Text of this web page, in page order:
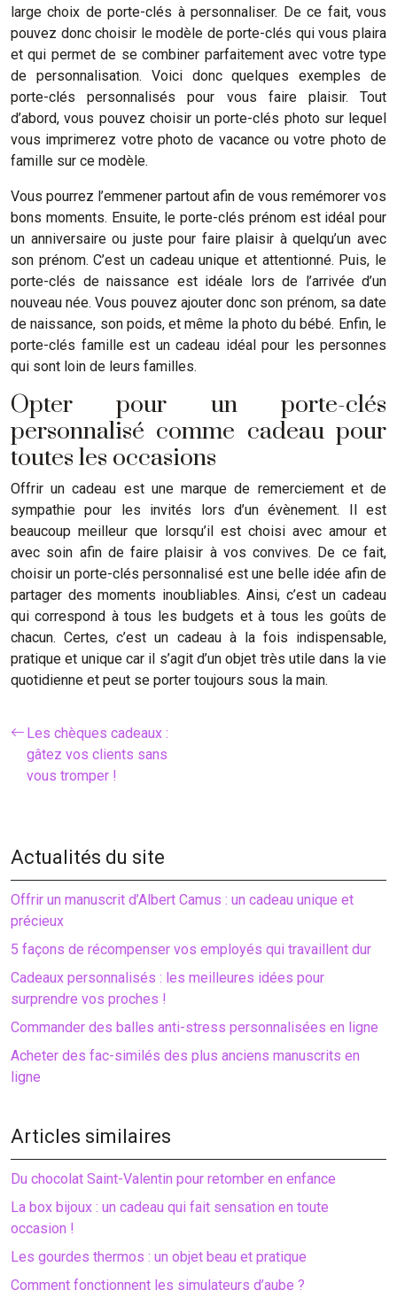
large choix de porte-clés à personnaliser. De ce fait, vous
pouvez donc choisir le modèle de porte-clés qui vous plaira
et qui permet de se combiner parfaitement avec votre type
de personnalisation. Voici donc quelques exemples de
porte-clés personnalisés pour vous faire plaisir. Tout
d’abord, vous pouvez choisir un porte-clés photo sur lequel
vous imprimerez votre photo de vacance ou votre photo de
famille sur ce modèle.
Vous pourrez l’emmener partout afin de vous remémorer vos
bons moments. Ensuite, le porte-clés prénom est idéal pour
un anniversaire ou juste pour faire plaisir à quelqu’un avec
son prénom. C’est un cadeau unique et attentionné. Puis, le
porte-clés de naissance est idéale lors de l’arrivée d’un
nouveau née. Vous pouvez ajouter donc son prénom, sa date
de naissance, son poids, et même la photo du bébé. Enfin, le
porte-clés famille est un cadeau idéal pour les personnes
qui sont loin de leurs familles.
Opter pour un porte-clés
personnalisé comme cadeau pour
toutes les occasions
Offrir un cadeau est une marque de remerciement et de
sympathie pour les invités lors d’un évènement. Il est
beaucoup meilleur que lorsqu’il est choisi avec amour et
avec soin afin de faire plaisir à vos convives. De ce fait,
choisir un porte-clés personnalisé est une belle idée afin de
partager des moments inoubliables. Ainsi, c’est un cadeau
qui correspond à tous les budgets et à tous les goûts de
chacun. Certes, c’est un cadeau à la fois indispensable,
pratique et unique car il s’agit d’un objet très utile dans la vie
quotidienne et peut se porter toujours sous la main.
Les chèques cadeaux :
gâtez vos clients sans
vous tromper !
Actualités du site
Offrir un manuscrit d’Albert Camus : un cadeau unique et
précieux
5 façons de récompenser vos employés qui travaillent dur
Cadeaux personnalisés : les meilleures idées pour
surprendre vos proches !
Commander des balles anti-stress personnalisées en ligne
Acheter des fac-similés des plus anciens manuscrits en
ligne
Articles similaires
Du chocolat Saint-Valentin pour retomber en enfance
La box bijoux : un cadeau qui fait sensation en toute
occasion !
Les gourdes thermos : un objet beau et pratique
Comment fonctionnent les simulateurs d’aube ?